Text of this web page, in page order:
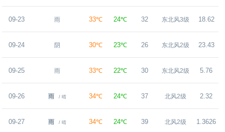
09-23 雨 33℃ 24℃ 32 东北风3级 18.62
09-24 阴 30℃ 23℃ 26 东北风2级 23.43
09-25 雨 33℃ 22℃ 30 东北风2级 5.76
09-26 雨 / 晴 34℃ 24℃ 37 北风2级 2.32
09-27 雨 / 晴 34℃ 24℃ 39 北风2级 1.3626